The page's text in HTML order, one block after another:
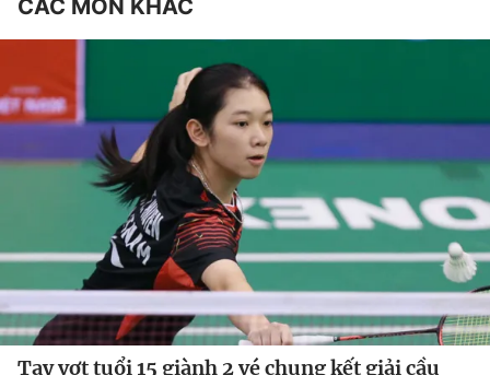
CÁC MÔN KHÁC
Tay vợt tuổi 15 giành 2 vé chung kết giải cầu